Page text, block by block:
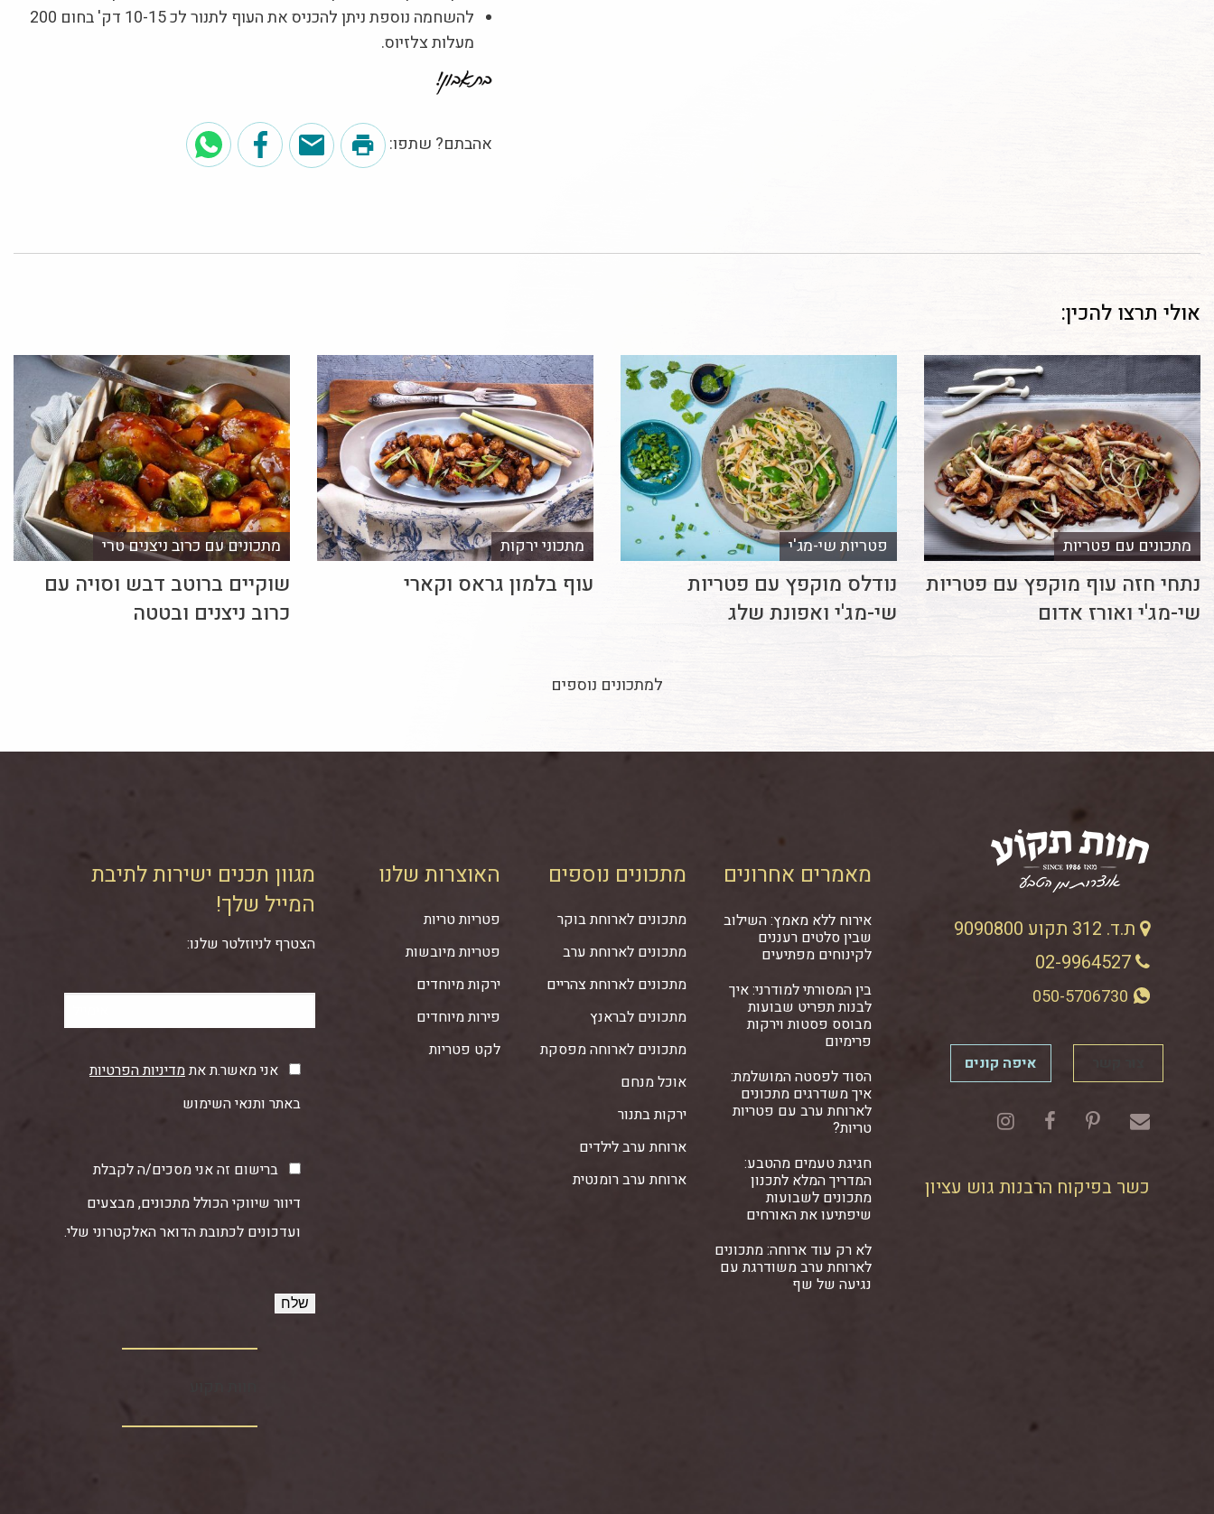
להשחמה נוספת ניתן להכניס את העוף לתנור לכ 10-15 דק' בחום 200
מעלות צלזיוס.
אהבתם? שתפו:
אולי תרצו להכין:
מתכונים עם פטריות
נתחי חזה עוף מוקפץ עם פטריות
שי-מג'י ואורז אדום
פטריות שי-מג'י
נודלס מוקפץ עם פטריות
שי-מג'י ואפונת שלג
מתכוני ירקות
עוף בלמון גראס וקארי
מתכונים עם כרוב ניצנים טרי
שוקיים ברוטב דבש וסויה עם
כרוב ניצנים ובטטה
למתכונים נוספים
ת.ד. 312 תקוע 9090800
איפה קונים
כשר בפיקוח הרבנות גוש עציון
מאמרים אחרונים
אירוח ללא מאמץ: השילוב
שבין סלטים רעננים
לקינוחים מפתיעים
בין המסורתי למודרני: איך
לבנות תפריט שבועות
מבוסס פסטות וירקות
פרימיום
הסוד לפסטה המושלמת:
איך משדרגים מתכונים
לארוחת ערב עם פטריות
טריות?
חגיגת טעמים מהטבע:
המדריך המלא לתכנון
מתכונים לשבועות
שיפתיעו את האורחים
לא רק עוד ארוחה: מתכונים
לארוחת ערב משודרגת עם
נגיעה של שף
מתכונים נוספים
מתכונים לארוחת בוקר
מתכונים לארוחת ערב
מתכונים לארוחת צהריים
מתכונים לבראנץ
מתכונים לארוחה מפסקת
אוכל מנחם
ירקות בתנור
ארוחת ערב לילדים
ארוחת ערב רומנטית
האוצרות שלנו
פטריות טריות
פטריות מיובשות
ירקות מיוחדים
פירות מיוחדים
לקט פטריות
מגוון תכנים ישירות לתיבת
המייל שלך!
הצטרף לניוזלטר שלנו:
אני מאשר.ת אתמדיניות הפרטיות
באתר ותנאי השימוש
ברישום זה אני מסכים/ה לקבלת
דיוור שיווקי הכולל מתכונים, מבצעים
ועדכונים לכתובת הדואר האלקטרוני שלי.